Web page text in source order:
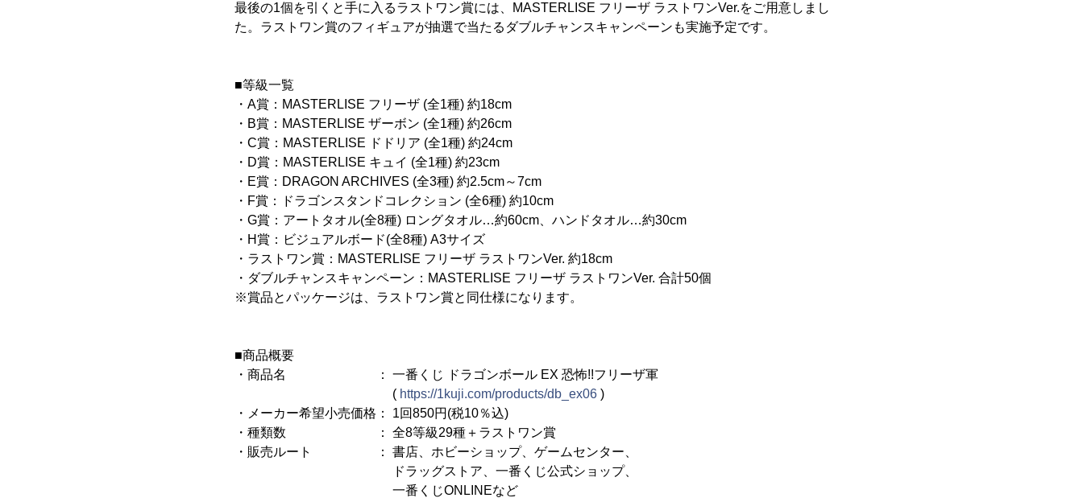
最後の1個を引くと手に入るラストワン賞には、MASTERLISE フリーザ ラストワンVer.をご用意しまし
た。ラストワン賞のフィギュアが抽選で当たるダブルチャンスキャンペーンも実施予定です。
■等級一覧
・A賞：MASTERLISE フリーザ (全1種) 約18cm
・B賞：MASTERLISE ザーボン (全1種) 約26cm
・C賞：MASTERLISE ドドリア (全1種) 約24cm
・D賞：MASTERLISE キュイ (全1種) 約23cm
・E賞：DRAGON ARCHIVES (全3種) 約2.5cm～7cm
・F賞：ドラゴンスタンドコレクション (全6種) 約10cm
・G賞：アートタオル(全8種) ロングタオル…約60cm、ハンドタオル…約30cm
・H賞：ビジュアルボード(全8種) A3サイズ
・ラストワン賞：MASTERLISE フリーザ ラストワンVer. 約18cm
・ダブルチャンスキャンペーン：MASTERLISE フリーザ ラストワンVer. 合計50個
※賞品とパッケージは、ラストワン賞と同仕様になります。
■商品概要
・商品名 ： 一番くじ ドラゴンボール EX 恐怖!!フリーザ軍
( https://1kuji.com/products/db_ex06 )
・メーカー希望小売価格： 1回850円(税10％込)
・種類数 ： 全8等級29種＋ラストワン賞
・販売ルート ： 書店、ホビーショップ、ゲームセンター、
ドラッグストア、一番くじ公式ショップ、
一番くじONLINEなど